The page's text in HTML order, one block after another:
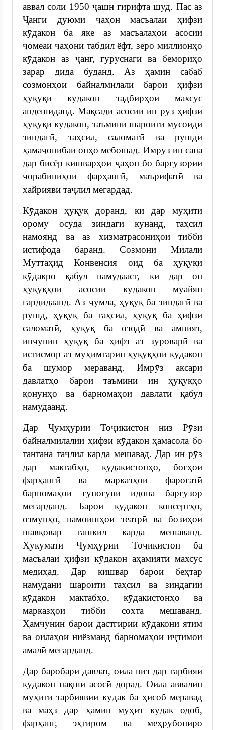
аввал соли 1950 ҷашн гирифта шуд. Пас аз
Ҷанги дуюми ҷаҳон масъалаи ҳифзи
кӯдакон ба яке аз масъалаҳои асосии
ҷомеаи ҷаҳонӣ табдил ёфт, зеро миллионҳо
кӯдакон аз ҷанг, гуруснагӣ ва бемориҳо
зарар дида буданд. Аз ҳамин сабаб
созмонҳои байналмилалӣ барои ҳифзи
ҳуқуқи кӯдакон тадбирҳои махсус
андешиданд. Мақсади асосии ин рӯз ҳифзи
ҳуқуқи кӯдакон, таъмини шароити мусоиди
зиндагӣ, таҳсил, саломатӣ ва рушди
ҳамаҷонибаи онҳо мебошад. Имрӯз ин сана
дар бисёр кишварҳои ҷаҳон бо баргузории
чорабиниҳои фарҳангӣ, маърифатӣ ва
хайриявӣ таҷлил мегардад.
Кӯдакон ҳуқуқ доранд, ки дар муҳити
орому осуда зиндагӣ кунанд, таҳсил
намоянд ва аз хизматрасониҳои тиббӣ
истифода баранд. Созмони Милали
Муттаҳид Конвенсия оид ба ҳуқуқи
кӯдакро қабул намудааст, ки дар он
ҳуқуқҳои асосии кӯдакон муайян
гардидаанд. Аз ҷумла, ҳуқуқ ба зиндагӣ ва
рушд, ҳуқуқ ба таҳсил, ҳуқуқ ба ҳифзи
саломатӣ, ҳуқуқ ба озодӣ ва амният,
инчунин ҳуқуқ ба ҳифз аз зӯроварӣ ва
истисмор аз муҳимтарин ҳуқуқҳои кӯдакон
ба шумор мераванд. Имрӯз аксари
давлатҳо барои таъмини ин ҳуқуқҳо
қонунҳо ва барномаҳои давлатӣ қабул
намудаанд.
Дар Ҷумҳурии Тоҷикистон низ Рӯзи
байналмилалии ҳифзи кӯдакон ҳамасола бо
тантана таҷлил карда мешавад. Дар ин рӯз
дар мактабҳо, кӯдакистонҳо, боғҳои
фарҳангӣ ва марказҳои фароғатӣ
барномаҳои гуногуни идона баргузор
мегарданд. Барои кӯдакон консертҳо,
озмунҳо, намоишҳои театрӣ ва бозиҳои
шавқовар ташкил карда мешаванд.
Ҳукумати Ҷумҳурии Тоҷикистон ба
масъалаи ҳифзи кӯдакон аҳамияти махсус
медиҳад. Дар кишвар барои беҳтар
намудани шароити таҳсил ва зиндагии
кӯдакон мактабҳо, кӯдакистонҳо ва
марказҳои тиббӣ сохта мешаванд.
Ҳамчунин барои дастгирии кӯдакони ятим
ва оилаҳои ниёзманд барномаҳои иҷтимоӣ
амалӣ мегарданд.
Дар баробари давлат, оила низ дар тарбияи
кӯдакон нақши асосӣ дорад. Оила аввалин
муҳити тарбиявии кӯдак ба ҳисоб меравад
ва маҳз дар ҳамин муҳит кӯдак одоб,
фарҳанг, эҳтиром ва меҳрубониро